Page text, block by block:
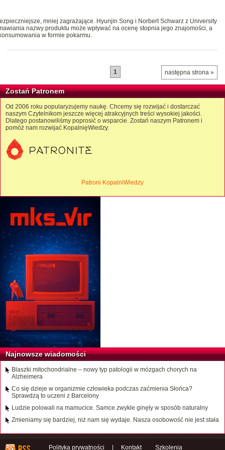
mniej zagrażające. Hyunjin Song i Norbert Schwarz z University
nazwy produktu może wpływać na ocenę stopnia jego znajomości, a
w formie pokarmu.
następna strona »
1
Zostań Patronem
Od 2006 roku popularyzujemy naukę. Chcemy się rozwijać i dostarczać
naszym Czytelnikom jeszcze więcej atrakcyjnych treści wysokiej jakości.
Dlatego postanowiliśmy poprosić o wsparcie. Zostań naszym Patronem i
pomóż nam rozwijać KopalnięWiedzy.
Patroni KopalniWiedzy
Najnowsze wiadomości
Blaszki mitochondrialne – nowy typ patologii w mózgach chorych na
Alzheimera
Co się dzieje w organizmie człowieka podczas zaćmienia Słońca?
Sprawdzą to uczeni z Barcelony
Ludzie polowali na mamucice. Samce zwykle ginęły w sposób naturalny
Zmieniamy się bardziej, niż nam się wydaje. Nasza osobowość nie jest stała
Polityka prywatności | Kontakt Szkolenia